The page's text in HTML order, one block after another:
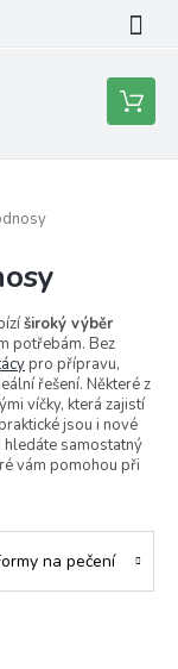
Nákupní
košík
široký výběr
potřebám. Bez
pro přípravu,
řešení. Některé z
víčky, která zajistí
jsou i nové
hledáte samostatný
vám pomohou při
na pečení